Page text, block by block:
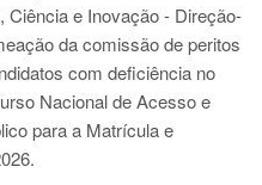
Ciência e Inovação - Direção-
da comissão de peritos
com deficiência no
Nacional de Acesso e
para a Matrícula e